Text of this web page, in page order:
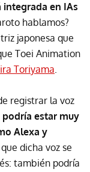
en IAs
hablamos?
japonesa que
Toei Animation
Toriyama.
registrar la voz
podría estar muy
Alexa y
dicha voz se
también podría